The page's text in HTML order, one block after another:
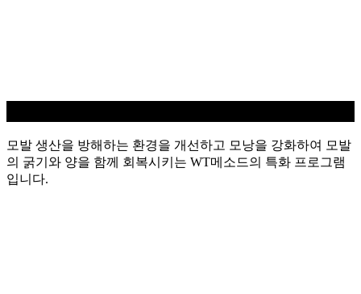
모발 생산을 방해하는 환경을 개선하고 모낭을 강화하여 모발
의 굵기와 양을 함께 회복시키는 WT메소드의 특화 프로그램
입니다.